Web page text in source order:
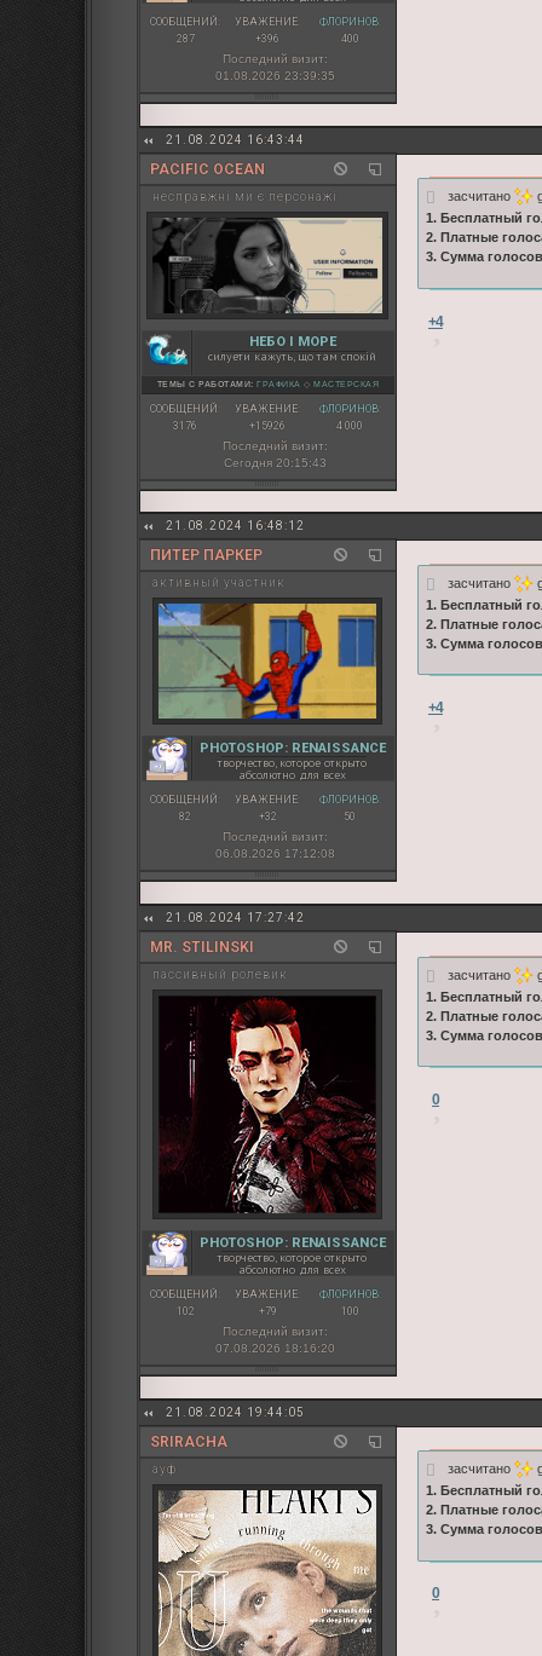
СООБЩЕНИЙ:
287
УВАЖЕНИЕ:
+396
ФЛОРИНОВ:
400
Последний визит:
01.08.2026 23:39:35
21.08.2024 16:43:44
PACIFIC OCEAN
несправжні ми є персонажі
НЕБО І МОРЕ
силуети кажуть, що там спокій
ТЕМЫ С РАБОТАМИ:ГРАФИКА ◇МАСТЕРСКАЯ
СООБЩЕНИЙ:
3176
УВАЖЕНИЕ:
+15926
ФЛОРИНОВ:
4 000
Последний визит:
Сегодня 20:15:43
засчитано
1. Бесплатный
2. Платные
3. Сумма
+4
21.08.2024 16:48:12
ПИТЕР ПАРКЕР
активный участник
PHOTOSHOP: RENAISSANCE
творчество, которое открыто
абсолютно для всех
СООБЩЕНИЙ:
82
УВАЖЕНИЕ:
+32
ФЛОРИНОВ:
50
Последний визит:
06.08.2026 17:12:08
засчитано
1. Бесплатный
2. Платные
3. Сумма
+4
21.08.2024 17:27:42
MR. STILINSKI
пассивный ролевик
PHOTOSHOP: RENAISSANCE
творчество, которое открыто
абсолютно для всех
СООБЩЕНИЙ:
102
УВАЖЕНИЕ:
+79
ФЛОРИНОВ:
100
Последний визит:
07.08.2026 18:16:20
засчитано
1. Бесплатный
2. Платные
3. Сумма
0
21.08.2024 19:44:05
SRIRACHA
ауф засчитано
1. Бесплатный
2. Платные
3. Сумма
0